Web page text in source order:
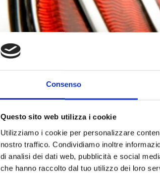
Consenso
Questo sito web utilizza i cookie
Utilizziamo i cookie per personalizzare
nostro traffico. Condividiamo inoltre
di analisi dei dati web, pubblicità e social
che hanno raccolto dal tuo utilizzo dei loro